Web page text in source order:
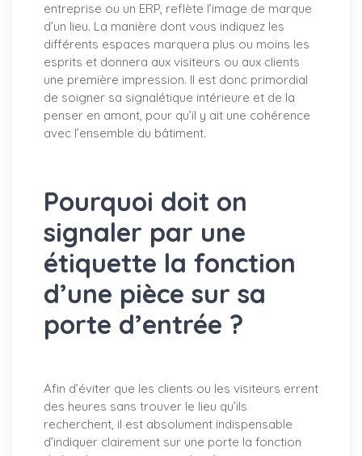
entreprise ou un ERP, reflète l’image de marque
d’un lieu. La manière dont vous indiquez les
différents espaces marquera plus ou moins les
esprits et donnera aux visiteurs ou aux clients
une première impression. Il est donc primordial
de soigner sa signalétique intérieure et de la
penser en amont, pour qu’il y ait une cohérence
avec l’ensemble du bâtiment.
Pourquoi doit on
signaler par une
étiquette la fonction
d’une pièce sur sa
porte d’entrée ?
Afin d’éviter que les clients ou les visiteurs errent
des heures sans trouver le lieu qu’ils
recherchent, il est absolument indispensable
d’indiquer clairement sur une porte la fonction